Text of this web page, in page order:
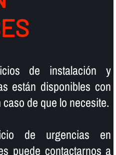
de instalación y
están disponibles con
de que lo necesite.
de urgencias en
puede contactarnos a